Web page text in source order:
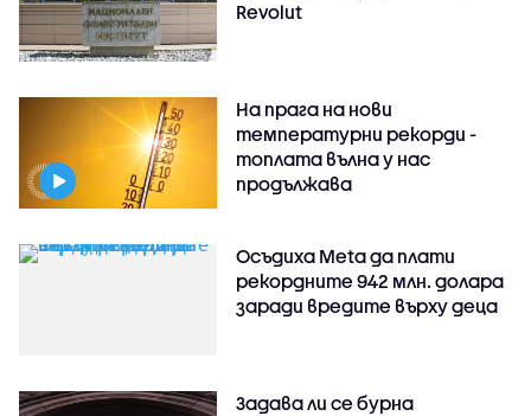
Revolut
На прага на нови
температурни рекорди -
топлата вълна у нас
продължава
Осъдиха Meta да плати
рекордните 942 млн. долара
заради вредите върху деца
Задава ли се бурна